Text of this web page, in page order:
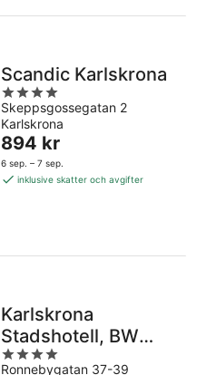
Scandic Karlskrona
4
out
of
5
Skeppsgossegatan 2
Karlskrona
Priset
är
894 kr
894 kr
6 sep. – 7 sep.
inklusive skatter och avgifter
Karlskrona
Stadshotell, BW
Signature Collection
4
Ronnebygatan 37-39